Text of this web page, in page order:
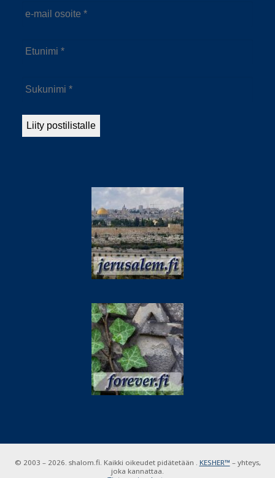
© 2003 – 2026. shalom.fi. Kaikki oikeudet pidätetään . KESHER™ – yhteys,
joka kannattaa.